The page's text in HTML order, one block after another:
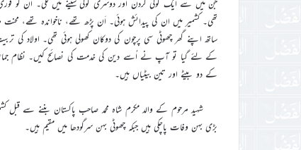
ساتھ اپنے گھر چھوٹی سی پرچون کی دوکان کھولی ہوئی تھی۔ اولاد کی
کے لئے گیا تو آپ نے اُسے دین کی خدمت کی نصائح کیں۔ نظام
کے دو بیٹے اور تین بیٹیاں ہیں۔
شہید مرحوم کے والد مکرم شاہ محمد صاحب پاکستان بننے سے
بڑی بہن وفات پاچکی ہیں جبکہ چھوٹی بہن سرگودھا میں مقیم ہیں۔